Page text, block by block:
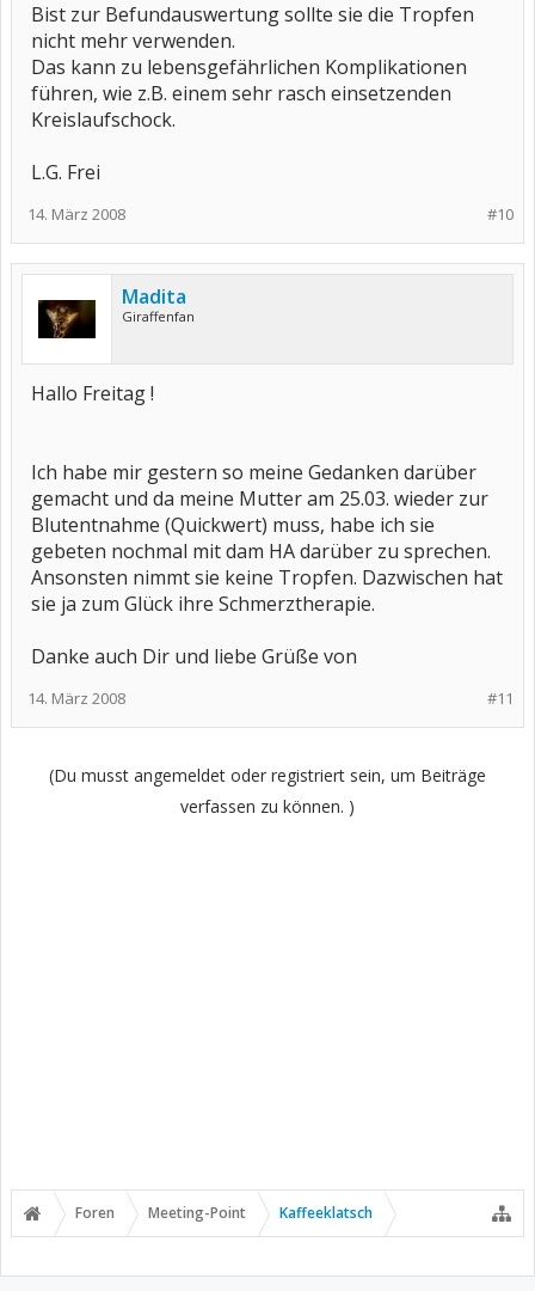
Bist zur Befundauswertung sollte sie die Tropfen
nicht mehr verwenden.
Das kann zu lebensgefährlichen Komplikationen
führen, wie z.B. einem sehr rasch einsetzenden
Kreislaufschock.
L.G. Frei
#10
14. März 2008
Madita
Giraffenfan
Hallo Freitag !
Ich habe mir gestern so meine Gedanken darüber
gemacht und da meine Mutter am 25.03. wieder zur
Blutentnahme (Quickwert) muss, habe ich sie
gebeten nochmal mit dam HA darüber zu sprechen.
Ansonsten nimmt sie keine Tropfen. Dazwischen hat
sie ja zum Glück ihre Schmerztherapie.
Danke auch Dir und liebe Grüße von
#11
14. März 2008
(Du musst angemeldet oder registriert sein, um Beiträge
verfassen zu können. )
Foren Meeting-Point Kaffeeklatsch